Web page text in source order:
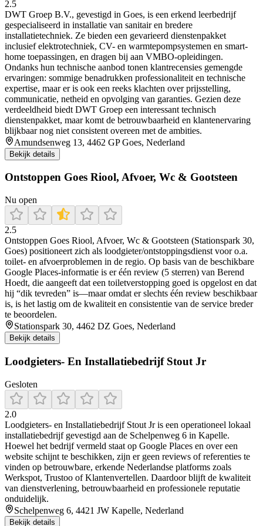
2.5
DWT Groep B.V., gevestigd in Goes, is een erkend leerbedrijf
gespecialiseerd in installatie van sanitair en bredere
installatietechniek. Ze bieden een gevarieerd dienstenpakket
inclusief elektrotechniek, CV- en warmtepompsystemen en smart-
home toepassingen, en dragen bij aan VMBO-opleidingen.
Ondanks hun technische aanbod tonen klantrecensies gemengde
ervaringen: sommige benadrukken professionaliteit en technische
expertise, maar er is ook een reeks klachten over prijsstelling,
communicatie, netheid en opvolging van garanties. Gezien deze
verdeeldheid biedt DWT Groep een interessant technisch
dienstenpakket, maar komt de betrouwbaarheid en klantenervaring
blijkbaar nog niet consistent overeen met de ambities.
Amundsenweg 13, 4462 GP Goes, Nederland
Bekijk details
Ontstoppen Goes Riool, Afvoer, Wc & Gootsteen
Nu open
2.5
Ontstoppen Goes Riool, Afvoer, Wc & Gootsteen (Stationspark 30,
Goes) positioneert zich als loodgieter/ontstoppingsdienst voor o.a.
toilet- en afvoerproblemen in de regio. Op basis van de beschikbare
Google Places-informatie is er één review (5 sterren) van Berend
Hoedt, die aangeeft dat een toiletverstopping goed is opgelost en dat
hij “dik tevreden” is—maar omdat er slechts één review beschikbaar
is, is het lastig om de kwaliteit en consistentie van de service breder
te beoordelen.
Stationspark 30, 4462 DZ Goes, Nederland
Bekijk details
Loodgieters- En Installatiebedrijf Stout Jr
Gesloten
2.0
Loodgieters- en Installatiebedrijf Stout Jr is een operationeel lokaal
installatiebedrijf gevestigd aan de Schelpenweg 6 in Kapelle.
Hoewel het bedrijf vermeld staat op Google Places en over een
website schijnt te beschikken, zijn er geen reviews of referenties te
vinden op betrouwbare, erkende Nederlandse platforms zoals
Werkspot, Trustoo of Klantenvertellen. Daardoor blijft de kwaliteit
van dienstverlening, betrouwbaarheid en professionele reputatie
onduidelijk.
Schelpenweg 6, 4421 JW Kapelle, Nederland
Bekijk details